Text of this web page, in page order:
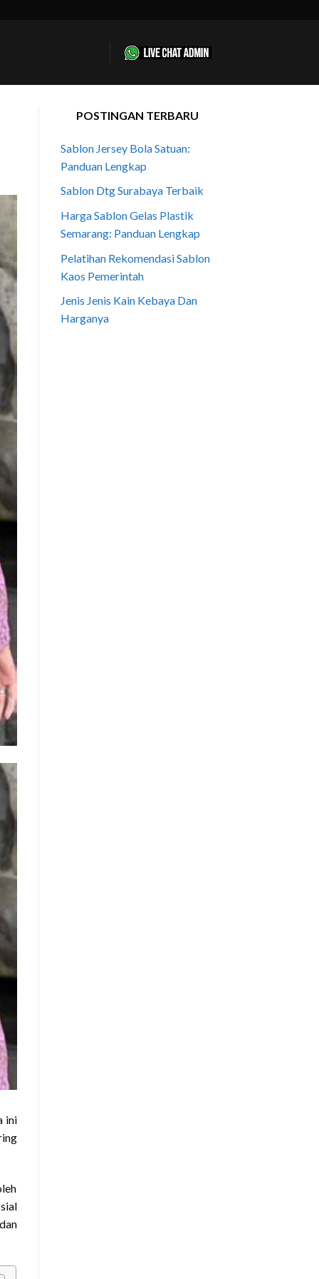
ini
POSTINGAN TERBARU
Sablon Jersey Bola Satuan:
Panduan Lengkap
Sablon Dtg Surabaya Terbaik
Harga Sablon Gelas Plastik
Semarang: Panduan Lengkap
Pelatihan Rekomendasi Sablon
Kaos Pemerintah
Jenis Jenis Kain Kebaya Dan
Harganya